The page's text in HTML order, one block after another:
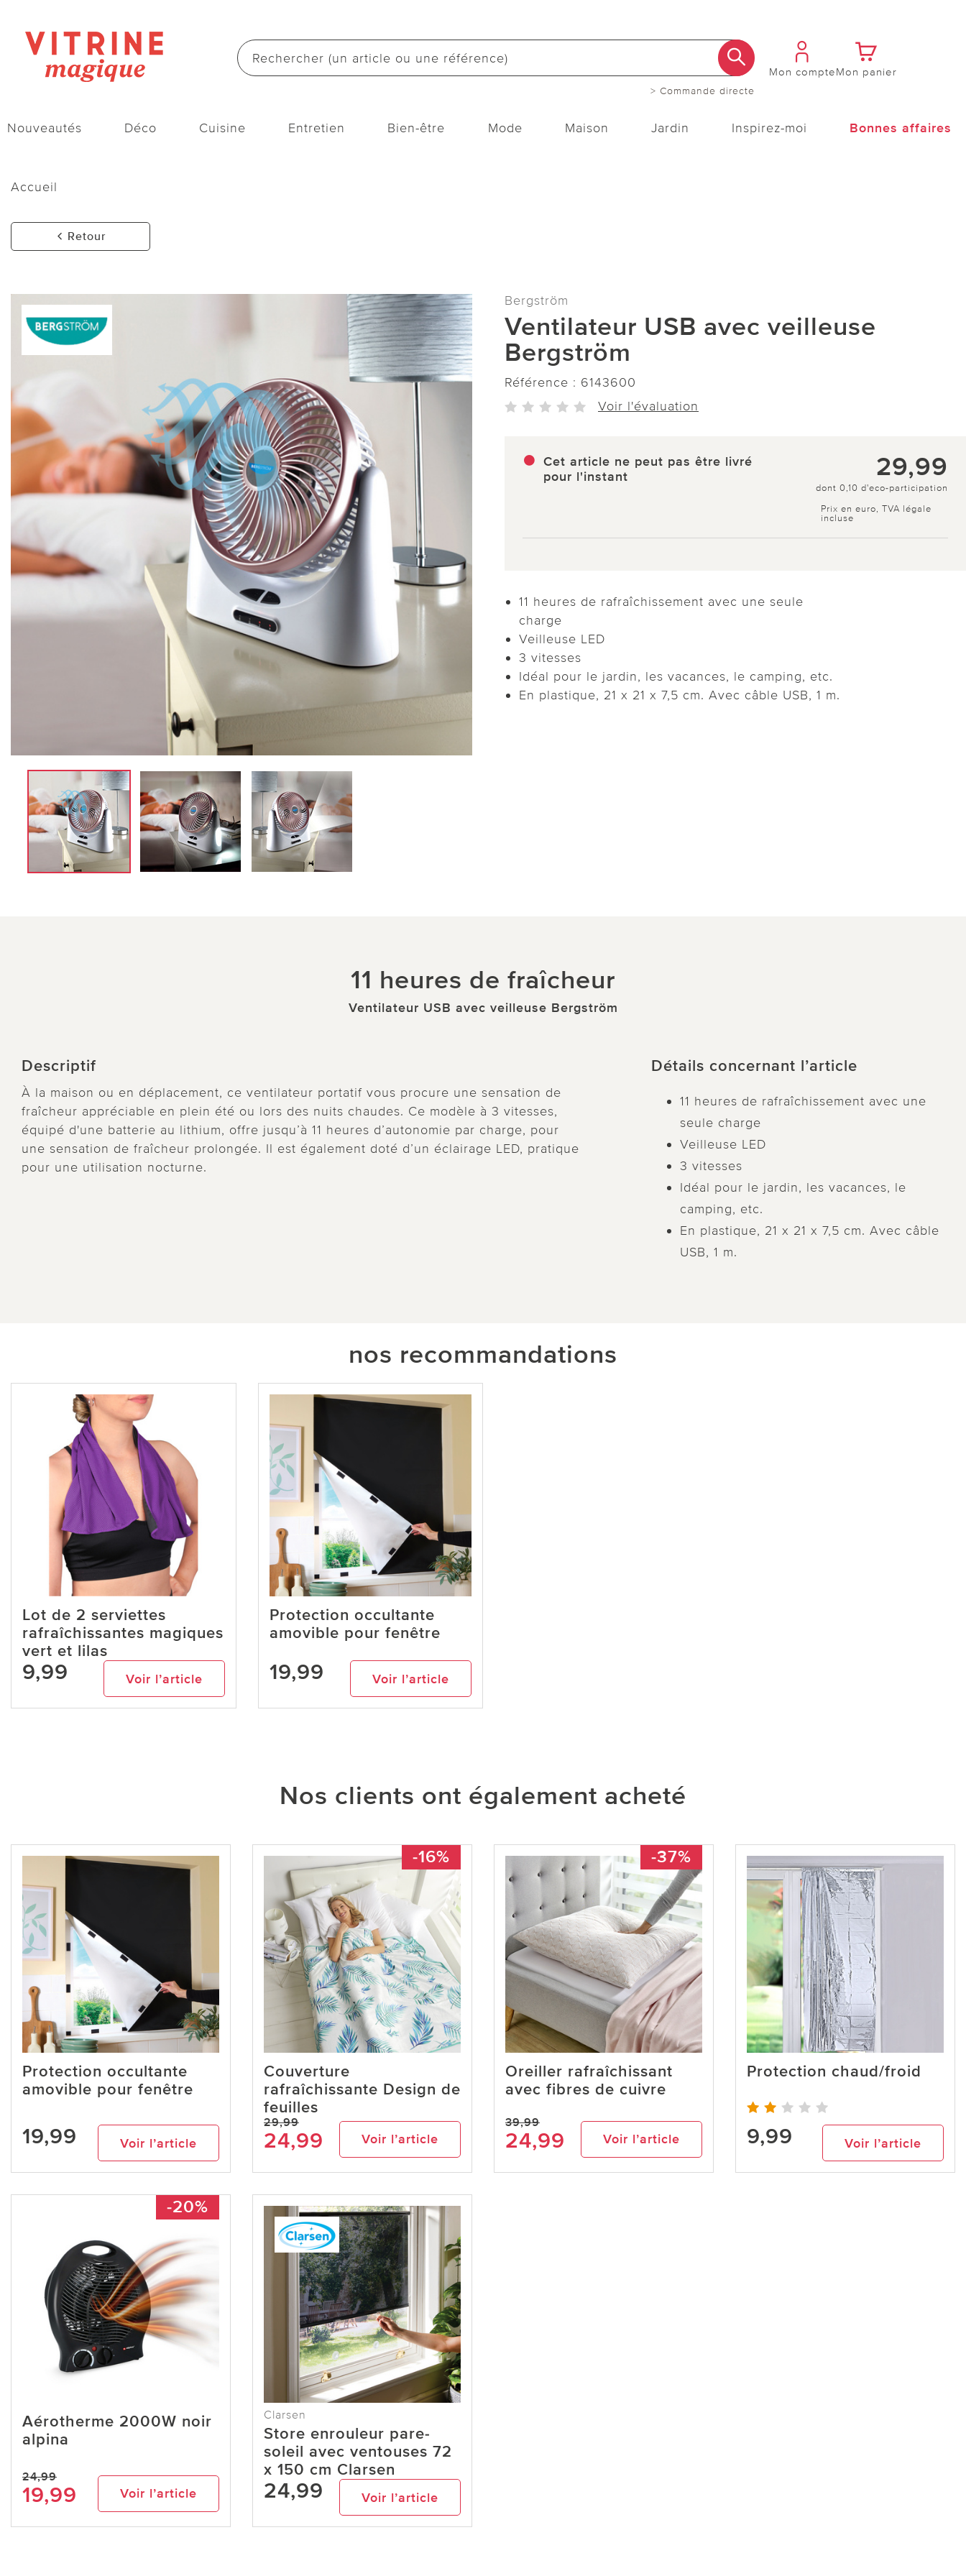
> Commande directe
Mon compteMon panier
Nouveautés Déco Cuisine Entretien Bien-être Mode Maison Jardin Inspirez-moi Bonnes affaires
Accueil
Retour
Bergström
Ventilateur USB avec veilleuse
Bergström
Référence : 6143600
Voir l'évaluation
Cet article ne peut pas être livré
pour l'instant
29,99
dont 0,10 d'eco-participation
Prix en euro, TVA légale
incluse
11 heures de rafraîchissement avec une seule
charge
Veilleuse LED
3 vitesses
Idéal pour le jardin, les vacances, le camping, etc.
En plastique, 21 x 21 x 7,5 cm. Avec câble USB, 1 m.
11 heures de fraîcheur
Ventilateur USB avec veilleuse Bergström
Descriptif
À la maison ou en déplacement, ce ventilateur portatif vous procure une sensation de
fraîcheur appréciable en plein été ou lors des nuits chaudes. Ce modèle à 3 vitesses,
équipé d'une batterie au lithium, offre jusqu’à 11 heures d’autonomie par charge, pour
une sensation de fraîcheur prolongée. Il est également doté d’un éclairage LED, pratique
pour une utilisation nocturne.
Détails concernant l’article
11 heures de rafraîchissement avec une
seule charge
Veilleuse LED
3 vitesses
Idéal pour le jardin, les vacances, le
camping, etc.
En plastique, 21 x 21 x 7,5 cm. Avec câble
USB, 1 m.
nos recommandations
Lot de 2 serviettes
rafraîchissantes magiques
vert et lilas
9,99 Voir l’article
Protection occultante
amovible pour fenêtre
19,99 Voir l’article
Nos clients ont également acheté
Protection occultante
amovible pour fenêtre
19,99 Voir l’article
-16%
Couverture
rafraîchissante Design de
feuilles
29,99
24,99 Voir l’article
-37%
Oreiller rafraîchissant
avec fibres de cuivre
39,99
24,99 Voir l’article
Protection chaud/froid
9,99 Voir l’article
-20%
Aérotherme 2000W noir
alpina
24,99
19,99 Voir l’article
Clarsen
Store enrouleur pare-
soleil avec ventouses 72
x 150 cm Clarsen
24,99 Voir l’article